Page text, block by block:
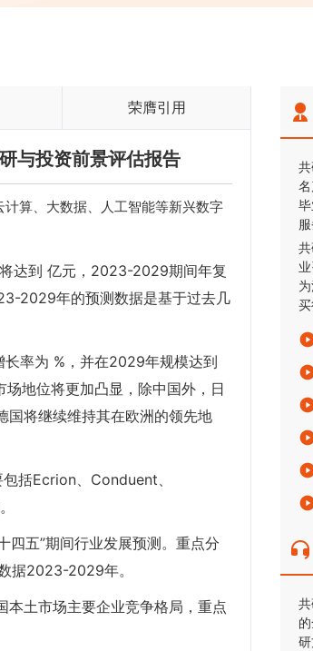
荣膺引用
与投资前景评估报告
算、大数据、人工智能等新兴数字
达到 亿元，2023-2029期间年复
2029年的预测数据是基于过去几
率为 %，并在2029年规模达到
地位将更加凸显，除中国外，日
国将继续维持其在欧洲的领先地
括Ecrion、Conduent、
四五”期间行业发展预测。重点分
据2023-2029年。
本土市场主要企业竞争格局，重点